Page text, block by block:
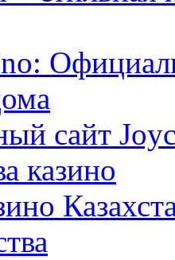
сайт
казино